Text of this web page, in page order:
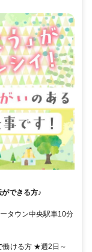
できる方♪
タウン中央駅車10分
働ける方 ★週2日～